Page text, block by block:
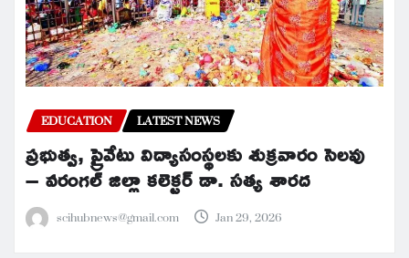
EDUCATION LATEST NEWS
ప్రభుత్వ, ప్రైవేటు విద్యాసంస్థలకు శుక్రవారం సెలవు
– వరంగల్ జిల్లా కలెక్టర్ డా. సత్య శారద
scihubnews@gmail.com Jan 29, 2026